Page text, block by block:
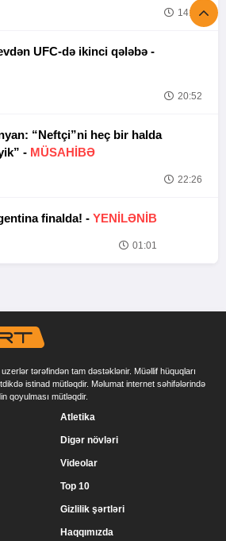
14:37
Tofiq Musayevdən UFC-də ikinci qələbə -
20:52
“Neftçi”ni heç bir halda
- MÜSAHİBƏ
22:26
finalda! - YENİLƏNİB
01:01
tərəfindən tam dəstəklənir. Müəllif hüquqları
istinad mütləqdir. Məlumat internet səhifələrində
qoyulması mütləqdir.
Atletika
Digər növləri
Videolar
Top 10
Gizlilik şərtləri
Haqqımızda